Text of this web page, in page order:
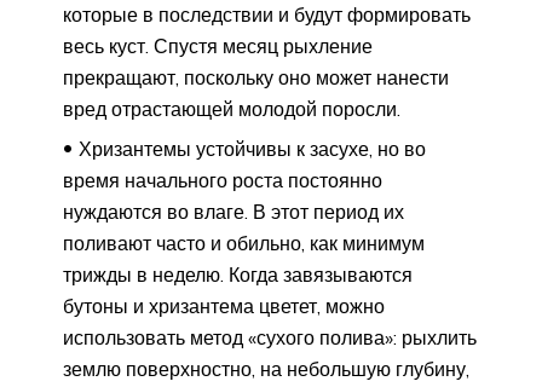
которые в последствии и будут формировать
весь куст. Спустя месяц рыхление
прекращают, поскольку оно может нанести
вред отрастающей молодой поросли.
Хризантемы устойчивы к засухе, но во
время начального роста постоянно
нуждаются во влаге. В этот период их
поливают часто и обильно, как минимум
трижды в неделю. Когда завязываются
бутоны и хризантема цветет, можно
использовать метод «сухого полива»: рыхлить
землю поверхностно, на небольшую глубину,